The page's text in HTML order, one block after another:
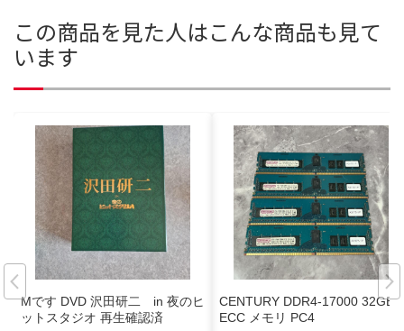
この商品を見た人はこんな商品も見て
います
Mです DVD 沢田研二 in 夜のヒ
ットスタジオ 再生確認済
CENTURY DDR4-17000 32GB
ECC メモリ PC4